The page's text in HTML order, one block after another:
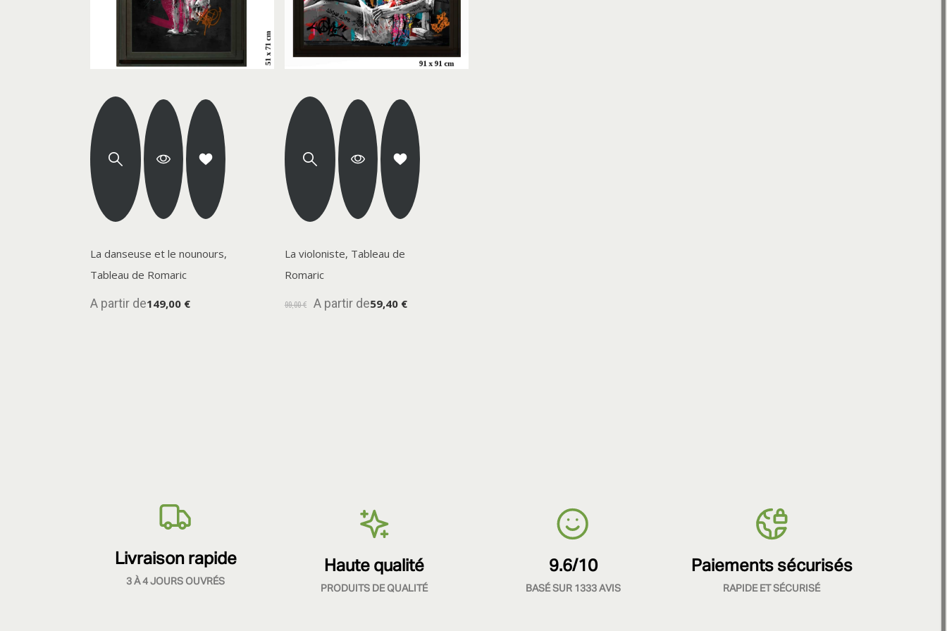
La danseuse et le nounours,
Tableau de Romaric
A partir de149,00 €
La violoniste, Tableau de
Romaric
99,00 € A partir de59,40 €
Livraison rapide
3 À 4 JOURS OUVRÉS
Haute qualité
PRODUITS DE QUALITÉ
9.6/10
BASÉ SUR 1333 AVIS
Paiements sécurisés
RAPIDE ET SÉCURISÉ